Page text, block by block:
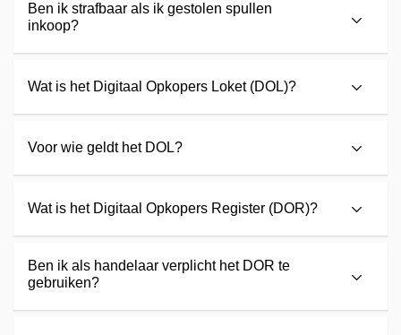
Ben ik strafbaar als ik gestolen spullen
inkoop?
Wat is het Digitaal Opkopers Loket (DOL)?
Voor wie geldt het DOL?
Wat is het Digitaal Opkopers Register (DOR)?
Ben ik als handelaar verplicht het DOR te
gebruiken?